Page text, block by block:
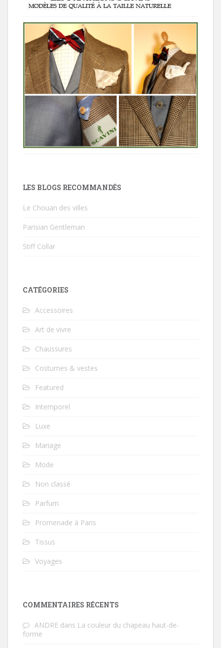
LES BLOGS RECOMMANDÉS
Le Chouan des villes
Parisian Gentleman
Stiff Collar
CATÉGORIES
Accessoires
Art de vivre
Chaussures
Costumes & vestes
Featured
Intemporel
Luxe
Mariage
Mode
Non classé
Parfum
Promenade à Paris
Tissus
Voyages
COMMENTAIRES RÉCENTS
ANDRE dans La couleur du chapeau haut-de-
forme